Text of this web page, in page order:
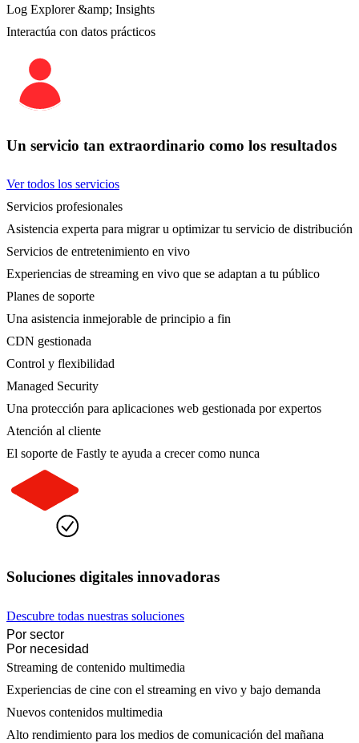
Log Explorer &amp; Insights
Interactúa con datos prácticos
Un servicio tan extraordinario como los resultados
Ver todos los servicios
Servicios profesionales
Asistencia experta para migrar u optimizar tu servicio de distribución
Servicios de entretenimiento en vivo
Experiencias de streaming en vivo que se adaptan a tu público
Planes de soporte
Una asistencia inmejorable de principio a fin
CDN gestionada
Control y flexibilidad
Managed Security
Una protección para aplicaciones web gestionada por expertos
Atención al cliente
El soporte de Fastly te ayuda a crecer como nunca
Soluciones digitales innovadoras
Descubre todas nuestras soluciones
Por sector
Por necesidad
Streaming de contenido multimedia
Experiencias de cine con el streaming en vivo y bajo demanda
Nuevos contenidos multimedia
Alto rendimiento para los medios de comunicación del mañana